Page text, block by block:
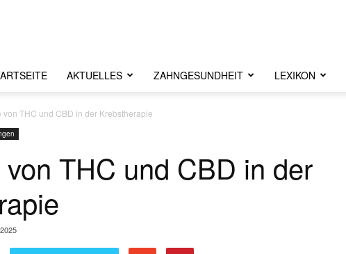
AKTUELLES ZAHNGESUNDHEIT LEXIKON
von THC und CBD in der Krebstherapie
THC und CBD in der